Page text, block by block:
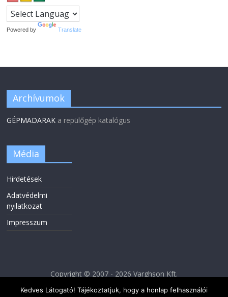
Powered by Translate
Archívumok
GÉPMADARAK a repülőgép katalógus
Média
Hirdetések
Adatvédelmi
nyilatkozat
Impresszum
Copyright © 2007 - 2026 Varghson Kft.
Kedves Látogató! Tájékoztatjuk, hogy a honlap felhasználói